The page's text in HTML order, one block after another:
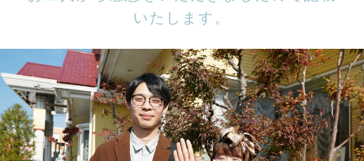
いたします。